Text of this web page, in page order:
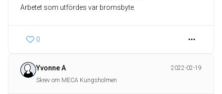
Arbetet som utfördes var bromsbyte.
0
Yvonne A
2022-02-19
Skrev om MECA Kungsholmen